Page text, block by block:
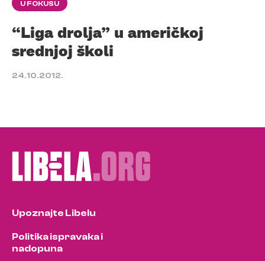
U FOKUSU
“Liga drolja” u američkoj
srednjoj školi
24.10.2012.
Upoznajte Libelu
Politika ispravaka i
nadopuna